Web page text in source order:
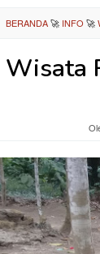
BERANDA🚀 INFO 🚀
Wisata